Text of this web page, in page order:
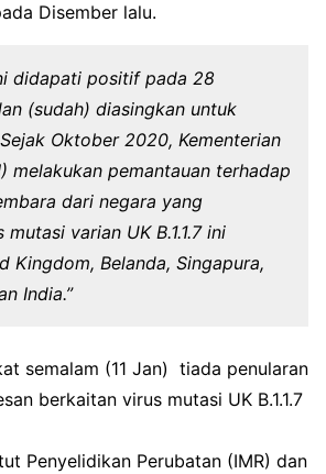
Disember lalu.
didapati positif pada 28
(sudah) diasingkan untuk
Oktober 2020, Kementerian
melakukan pemantauan terhadap
dari negara yang
varian UK B.1.1.7 ini
Kingdom, Belanda, Singapura,
India.”
semalam (11 Jan) tiada penularan
berkaitan virus mutasi UK B.1.1.7
Penyelidikan Perubatan (IMR) dan